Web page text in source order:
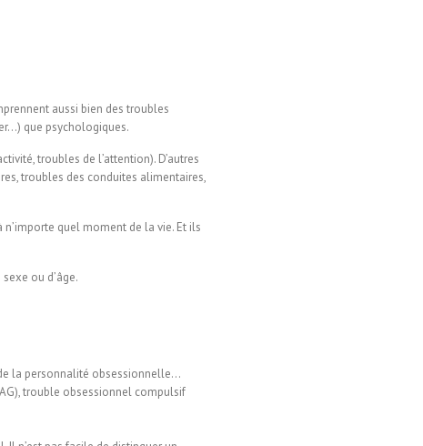
aussi bien des troubles
que psychologiques.
troubles de l’attention). D’autres
troubles des conduites alimentaires,
quel moment de la vie. Et ils
ou d’âge.
la personnalité obsessionnelle…
trouble obsessionnel compulsif